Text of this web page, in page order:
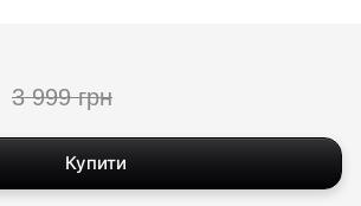
3 999 грн
Купити